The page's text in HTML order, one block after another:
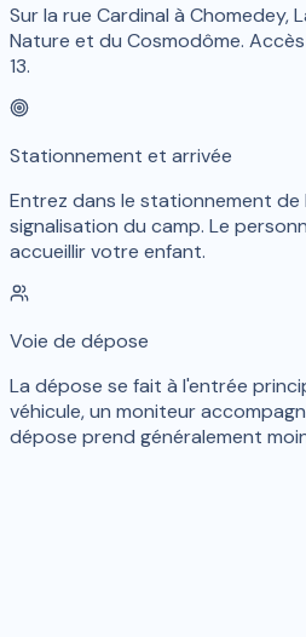
Sur la rue Cardinal à Chomedey,
Nature et du Cosmodôme.
13.
Stationnement et arrivée
Entrez dans le stationnement de
signalisation du camp. Le
accueillir votre enfant.
Voie de dépose
La dépose se fait à l'entrée
véhicule, un moniteur
dépose prend généralement